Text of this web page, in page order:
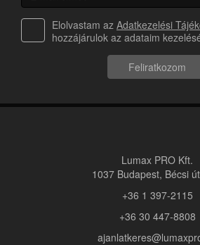
Elolvastam az Adatkezelési
hozzájárulok az adataim
Feliratkozom
Lumax PRO Kft.
1037 Budapest, Bécsi
+36 1 397-2115
+36 30 447-8808